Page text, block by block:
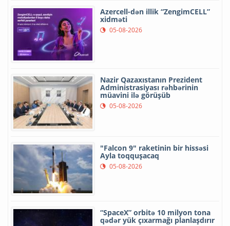
Azercell-dən illik “ZengimCELL”
xidməti
05-08-2026
Nazir Qazaxıstanın Prezident
Administrasiyası rəhbərinin
müavini ilə görüşüb
05-08-2026
"Falcon 9" raketinin bir hissəsi
Ayla toqquşacaq
05-08-2026
“SpaceX” orbitə 10 milyon tona
qədər yük çıxarmağı planlaşdırır